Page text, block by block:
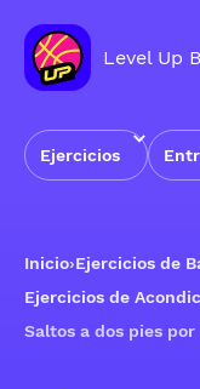
Level Up
Ejercicios
Inicio›Ejercicios de
Ejercicios de
Saltos a dos pies